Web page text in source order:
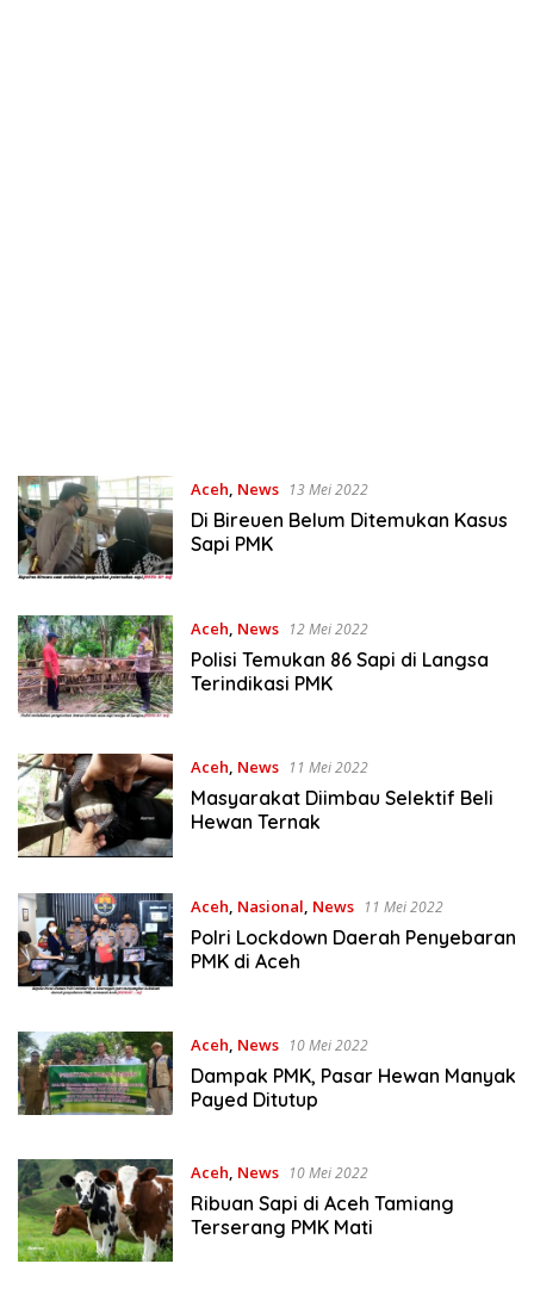
Aceh, News 13 Mei 2022
Di Bireuen Belum Ditemukan Kasus
Sapi PMK
Aceh, News 12 Mei 2022
Polisi Temukan 86 Sapi di Langsa
Terindikasi PMK
Aceh, News 11 Mei 2022
Masyarakat Diimbau Selektif Beli
Hewan Ternak
Aceh Nasional News 11 Mei 2022
Polri Lockdown Daerah Penyebaran
PMK di Aceh
Aceh, News 10 Mei 2022
Dampak PMK, Pasar Hewan Manyak
Payed Ditutup
Aceh, News 10 Mei 2022
Ribuan Sapi di Aceh Tamiang
Terserang PMK Mati